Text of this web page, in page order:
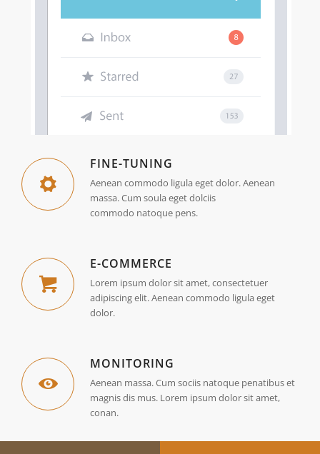
FINE-TUNING
Aenean commodo ligula eget dolor. Aenean
massa. Cum soula eget dolciis
commodo natoque pens.
E-COMMERCE
Lorem ipsum dolor sit amet, consectetuer
adipiscing elit. Aenean commodo ligula eget
dolor.
MONITORING
Aenean massa. Cum sociis natoque penatibus et
magnis dis mus. Lorem ipsum dolor sit amet,
conan.